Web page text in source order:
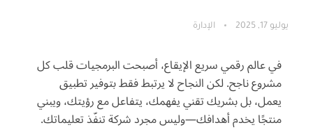
يوليو 17, 2025 الإدارة
في عالم رقمي سريع الإيقاع، أصبحت البرمجيات قلب كل
مشروع ناجح. لكن النجاح لا يرتبط فقط بتوفير تطبيق
يعمل، بل بشريك تقني يفهمك، يتفاعل مع رؤيتك، ويبني
منتجًا يخدم أهدافك—وليس مجرد شركة تنفّذ تعليماتك.